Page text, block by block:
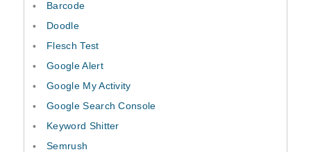
Barcode
Doodle
Flesch Test
Google Alert
Google My Activity
Google Search Console
Keyword Shitter
Semrush